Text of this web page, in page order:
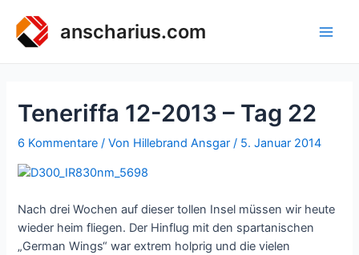
Inhalt
springen
anscharius.com
Teneriffa 12-2013 – Tag 22
6 Kommentare / Von Hillebrand Ansgar / 5. Januar 2014
Nach drei Wochen auf dieser tollen Insel müssen wir heute
wieder heim fliegen. Der Hinflug mit den spartanischen
„German Wings“ war extrem holprig und die vielen